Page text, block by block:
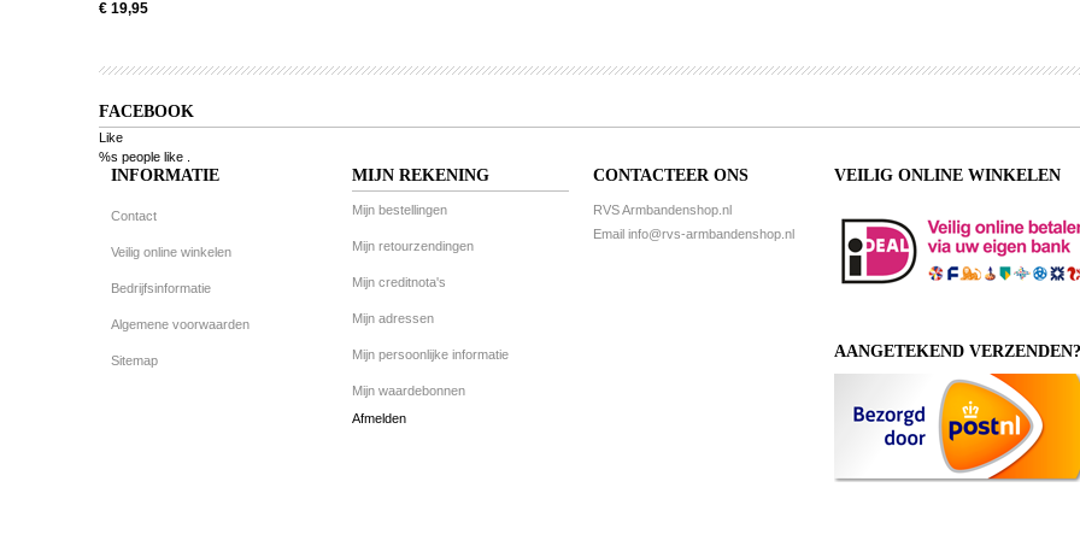
€ 19,95
FACEBOOK
Like
%s people like
INFORMATIE
Contact
Veilig online winkelen
Bedrijfsinformatie
Algemene voorwaarden
Sitemap
MIJN REKENING
Mijn bestellingen
Mijn retourzendingen
Mijn creditnota's
Mijn adressen
Mijn persoonlijke informatie
Mijn waardebonnen
Afmelden
CONTACTEER ONS
RVS Armbandenshop.nl
Email info@rvs-armbandenshop.nl
VEILIG ONLINE WINKELEN
AANGETEKEND VERZENDEN?